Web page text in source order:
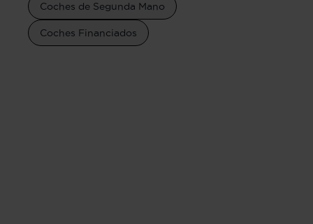
Coches de Segunda Mano
Coches Financiados